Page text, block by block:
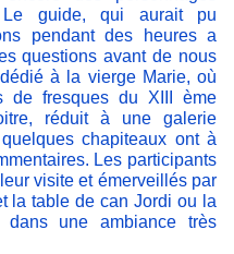
Le guide, qui aurait pu
pendant des heures a
questions avant de nous
à la vierge Marie, où
de fresques du XIII ème
réduit à une galerie
chapiteaux ont à
Les participants
visite et émerveillés par
la table de can Jordi ou la
dans une ambiance très